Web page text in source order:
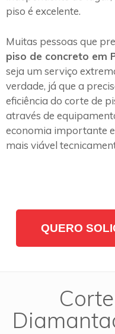
piso é excelente.
Muitas pessoas que
piso de concreto em
seja um serviço
verdade, já que a
eficiência do corte de
através de
economia importante
mais viável
QUERO